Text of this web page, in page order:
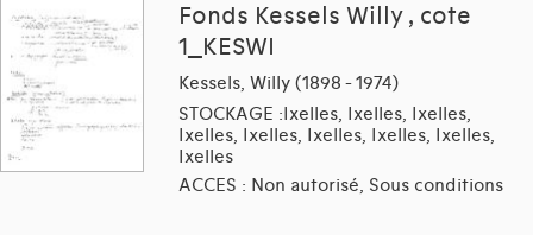
Fonds Kessels Willy , cote
1_KESWI
Kessels, Willy (1898 - 1974)
STOCKAGE :Ixelles, Ixelles, Ixelles,
Ixelles, Ixelles, Ixelles, Ixelles, Ixelles,
Ixelles
ACCES : Non autorisé, Sous conditions